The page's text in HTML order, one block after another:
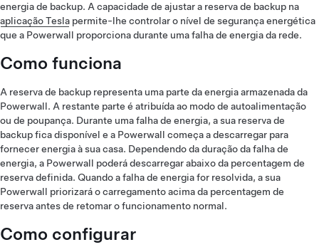
energia de backup. A capacidade de ajustar a reserva de backup na
aplicação Tesla permite-lhe controlar o nível de segurança energética
que a Powerwall proporciona durante uma falha de energia da rede.
Como funciona
A reserva de backup representa uma parte da energia armazenada da
Powerwall. A restante parte é atribuída ao modo de autoalimentação
ou de poupança. Durante uma falha de energia, a sua reserva de
backup fica disponível e a Powerwall começa a descarregar para
fornecer energia à sua casa. Dependendo da duração da falha de
energia, a Powerwall poderá descarregar abaixo da percentagem de
reserva definida. Quando a falha de energia for resolvida, a sua
Powerwall priorizará o carregamento acima da percentagem de
reserva antes de retomar o funcionamento normal.
Como configurar